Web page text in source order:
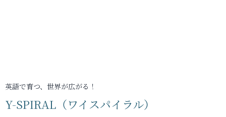
英語で育つ、世界が広がる！
Y-SPIRAL（ワイスパイラル）